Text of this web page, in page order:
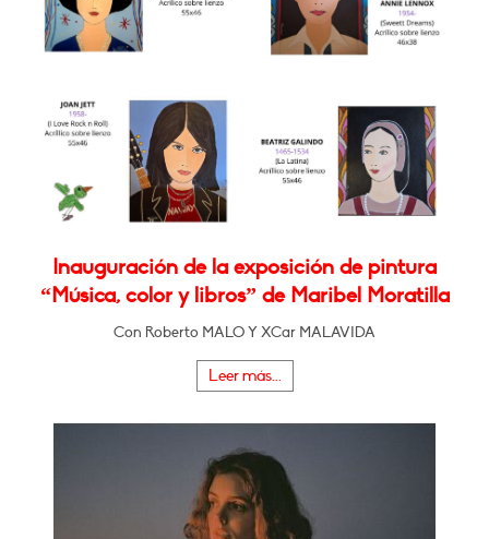
Inauguración de la exposición de pintura
“Música, color y libros” de Maribel Moratilla
Con Roberto MALO Y XCar MALAVIDA
Leer más...